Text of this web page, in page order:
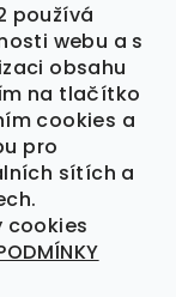
používá
webu a s
obsahu
na tlačítko
cookies a
pro
sítích a
cookies
×